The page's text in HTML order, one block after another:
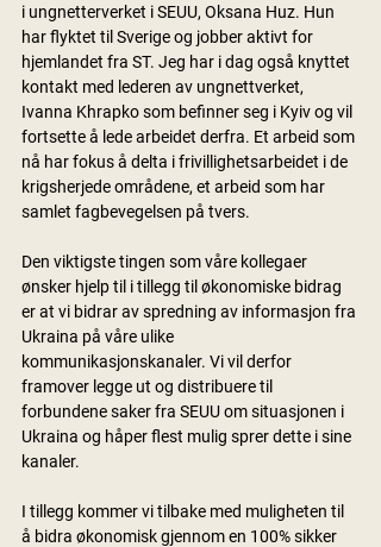
i ungnetterverket i SEUU, Oksana Huz. Hun
har flyktet til Sverige og jobber aktivt for
hjemlandet fra ST. Jeg har i dag også knyttet
kontakt med lederen av ungnettverket,
Ivanna Khrapko som befinner seg i Kyiv og vil
fortsette å lede arbeidet derfra. Et arbeid som
nå har fokus å delta i frivillighetsarbeidet i de
krigsherjede områdene, et arbeid som har
samlet fagbevegelsen på tvers.
Den viktigste tingen som våre kollegaer
ønsker hjelp til i tillegg til økonomiske bidrag
er at vi bidrar av spredning av informasjon fra
Ukraina på våre ulike
kommunikasjonskanaler. Vi vil derfor
framover legge ut og distribuere til
forbundene saker fra SEUU om situasjonen i
Ukraina og håper flest mulig sprer dette i sine
kanaler.
I tillegg kommer vi tilbake med muligheten til
å bidra økonomisk gjennom en 100% sikker